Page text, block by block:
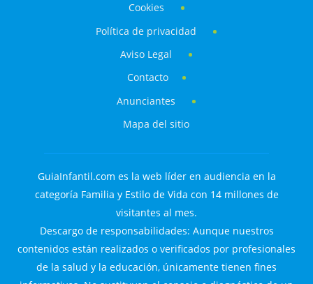
Cookies
Política de privacidad
Aviso Legal
Contacto
Anunciantes
Mapa del sitio
GuiaInfantil.com es la web líder en audiencia en la
categoría Familia y Estilo de Vida con 14 millones de
visitantes al mes.
Descargo de responsabilidades: Aunque nuestros
contenidos están realizados o verificados por profesionales
de la salud y la educación, únicamente tienen fines